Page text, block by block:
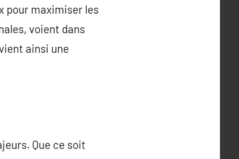
pour maximiser les
voient dans
ainsi une
Que ce soit